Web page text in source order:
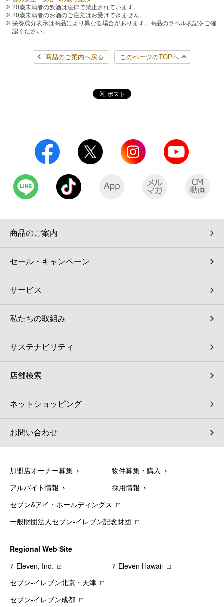
20歳未満者の飲酒は法律で禁止されています。
20歳未満者のお酒のご注文はお受けできません。
栄養成分表示は商品により異なる場合があります。商品のラベル表記をご確
認ください。
商品のご案内へ戻る このページのTOPへ
商品のご案内
セール・キャンペーン
サービス
私たちの取組み
サステナビリティ
店舗検索
ネットショッピング
お問い合わせ
加盟店オーナー募集 物件募集・購入
アルバイト情報 採用情報
セブン&アイ・ホールディングス
一般財団法人セブン-イレブン記念財団
Regional Web Site
7‐Eleven, Inc.
7‐Eleven Hawaii
セブン‐イレブン北京・天津
セブン‐イレブン成都